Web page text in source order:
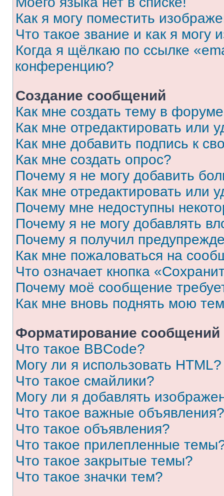
Как я могу поместить
Что такое звание и как я могу
Когда я щёлкаю по ссылке
конференцию?
Создание сообщений
Как мне создать тему в
Как мне отредактировать или
Как мне добавить подпись к
Как мне создать опрос?
Почему я не могу добавить
Как мне отредактировать или
Почему мне недоступны
Почему я не могу добавлять
Почему я получил
Как мне пожаловаться на
Что означает кнопка
Почему моё сообщение
Как мне вновь поднять мою
Форматирование
Что такое BBCode?
Могу ли я использовать HTML?
Что такое смайлики?
Могу ли я добавлять
Что такое важные объявления?
Что такое объявления?
Что такое прилепленные
Что такое закрытые темы?
Что такое значки тем?